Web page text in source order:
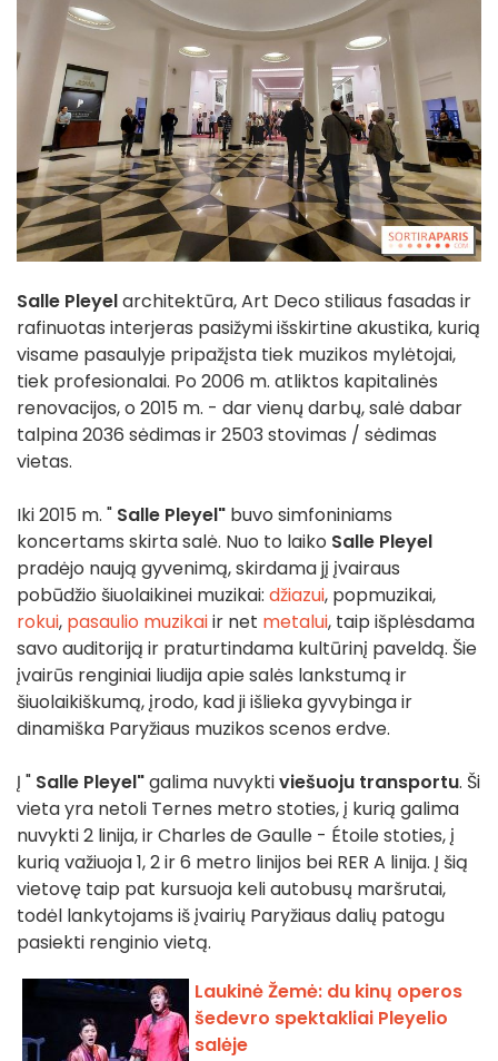
Salle Pleyelarchitektūra, Art Deco stiliaus fasadas ir
rafinuotas interjeras pasižymi išskirtine akustika, kurią
visame pasaulyje pripažįsta tiek muzikos mylėtojai,
tiek profesionalai. Po 2006 m. atliktos kapitalinės
renovacijos, o 2015 m. - dar vienų darbų, salė dabar
talpina 2036 sėdimas ir 2503 stovimas / sėdimas
vietas.
Iki 2015 m. " Salle Pleyel" buvo simfoniniams
koncertams skirta salė. Nuo to laiko Salle Pleyel
pradėjo naują gyvenimą, skirdama jį įvairaus
pobūdžio šiuolaikinei muzikai: džiazui, popmuzikai,
rokui, pasaulio muzikaiir net metalui, taip išplėsdama
savo auditoriją ir praturtindama kultūrinį paveldą. Šie
įvairūs renginiai liudija apie salės lankstumą ir
šiuolaikiškumą, įrodo, kad ji išlieka gyvybinga ir
dinamiška Paryžiaus muzikos scenos erdve.
Į " Salle Pleyel"galima nuvyktiviešuoju transportu. Ši
vieta yra netoli Ternes metro stoties, į kurią galima
nuvykti 2 linija, ir Charles de Gaulle - Étoile stoties, į
kurią važiuoja 1, 2 ir 6 metro linijos bei RER A linija. Į šią
vietovę taip pat kursuoja keli autobusų maršrutai,
todėl lankytojams iš įvairių Paryžiaus dalių patogu
pasiekti renginio vietą.
Laukinė Žemė: du kinų operos
šedevro spektakliai Pleyelio
salėje